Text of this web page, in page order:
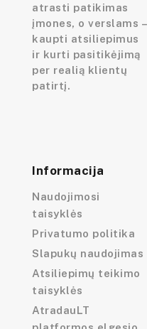
atrasti patikimas
įmones, o verslams –
kaupti atsiliepimus
ir kurti pasitikėjimą
per realią klientų
patirtį.
Informacija
Naudojimosi
taisyklės
Privatumo politika
Slapukų naudojimas
Atsiliepimų teikimo
taisyklės
AtradauLT